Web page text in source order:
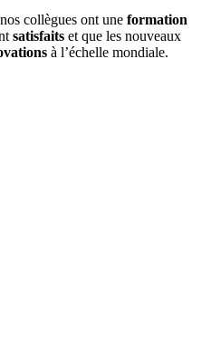
collègues ont une formation
satisfaits et que les nouveaux
à l’échelle mondiale.